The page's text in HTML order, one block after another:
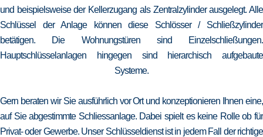
und beispielsweise der Kellerzugang als Zentralzylinder ausgelegt. Alle
Schlüssel der Anlage können diese Schlösser / Schließzylinder
betätigen. Die Wohnungstüren sind Einzelschließungen.
Hauptschlüsselanlagen hingegen sind hierarchisch aufgebaute
Systeme.
Gern beraten wir Sie ausführlich vor Ort und konzeptionieren Ihnen eine,
auf Sie abgestimmte Schliessanlage. Dabei spielt es keine Rolle ob für
Privat- oder Gewerbe. Unser Schlüsseldienst ist in jedem Fall der richtige